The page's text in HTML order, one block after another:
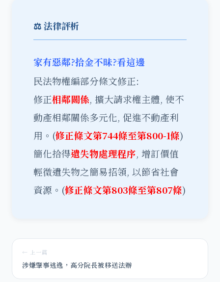
⚖️ 法律評析
家有惡鄰?拾金不昧?看這邊
民法物權編部分條文修正:
修正相鄰關係, 擴大請求權主體, 使不
動產相鄰關係多元化, 促進不動產利
用。(修正條文第744條至第800-1條)
簡化拾得遺失物處理程序, 增訂價值
輕微遺失物之簡易招領, 以節省社會
資源。(修正條文第803條至第807條)
← 上一篇
涉嫌肇事逃逸，高分院長被移送法辦